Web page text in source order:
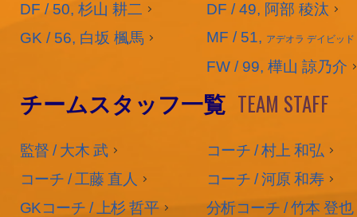
DF / 49, 阿部 稜汰
DF / 50, 杉山 耕二
MF / 51, アデオラ デイビッド
GK / 56, 白坂 楓馬
FW / 99, 樺山 諒乃介
チームスタッフ一覧 TEAM STAFF
監督 / 大木 武
コーチ / 村上 和弘
コーチ / 工藤 直人
コーチ / 河原 和寿
GKコーチ / 上杉 哲平
分析コーチ / 竹本 登也